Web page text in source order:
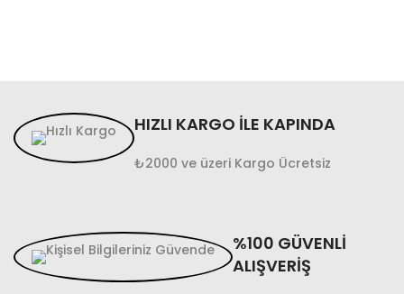
HIZLI KARGO İLE KAPINDA
₺2000 ve üzeri Kargo Ücretsiz
%100 GÜVENLİ
ALIŞVERİŞ